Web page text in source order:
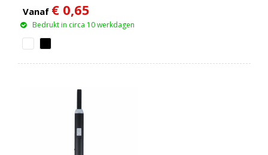
Vanaf € 0,65
Bedrukt in circa 10 werkdagen